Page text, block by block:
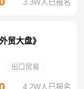
3.3W人已报名
贸大盘》
出口贸易
4.2W人已报名